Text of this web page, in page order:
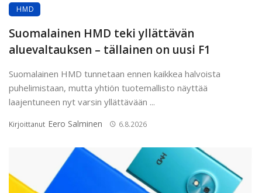
HMD
Suomalainen HMD teki yllättävän
aluevaltauksen – tällainen on uusi F1
Suomalainen HMD tunnetaan ennen kaikkea halvoista
puhelimistaan, mutta yhtiön tuotemallisto näyttää
laajentuneen nyt varsin yllättävään ...
Kirjoittanut Eero Salminen 6.8.2026